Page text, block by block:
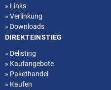
» Links
» Verlinkung
» Downloads
DIREKTEINSTIEG
» Delisting
» Kaufangebote
» Pakethandel
» Kaufen